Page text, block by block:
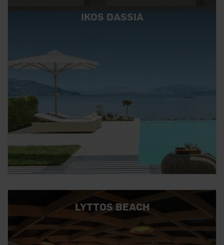
IKOS DASSIA
LYTTOS BEACH